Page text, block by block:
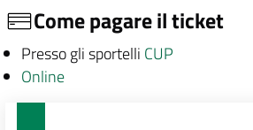
Come pagare il ticket
Presso gli sportelli CUP
Online